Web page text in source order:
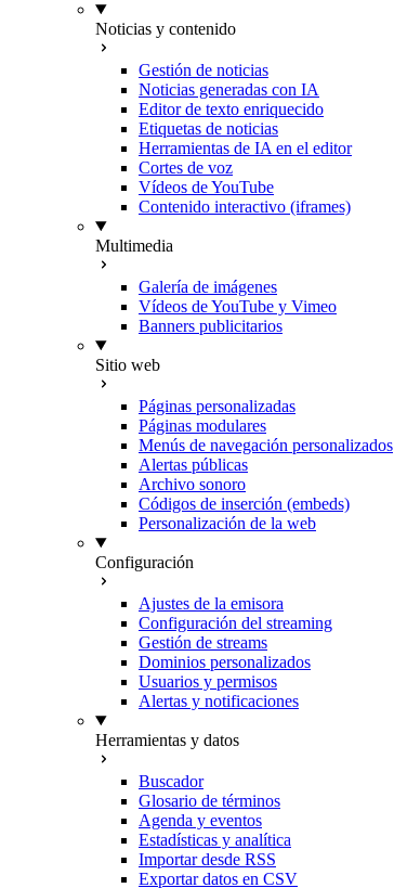
Noticias y contenido
Gestión de noticias
Noticias generadas con IA
Editor de texto enriquecido
Etiquetas de noticias
Herramientas de IA en el editor
Cortes de voz
Vídeos de YouTube
Contenido interactivo (iframes)
Multimedia
Galería de imágenes
Vídeos de YouTube y Vimeo
Banners publicitarios
Sitio web
Páginas personalizadas
Páginas modulares
Menús de navegación personalizados
Alertas públicas
Archivo sonoro
Códigos de inserción (embeds)
Personalización de la web
Configuración
Ajustes de la emisora
Configuración del streaming
Gestión de streams
Dominios personalizados
Usuarios y permisos
Alertas y notificaciones
Herramientas y datos
Buscador
Glosario de términos
Agenda y eventos
Estadísticas y analítica
Importar desde RSS
Exportar datos en CSV